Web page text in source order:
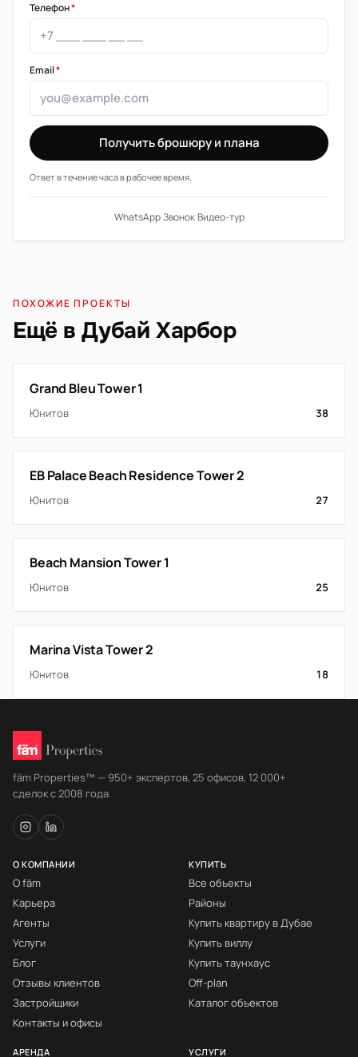
Телефон*
Email*
Получить брошюру и плана
Ответ в течение часа в рабочее время.
WhatsApp·Звонок·Видео-тур
ПОХОЖИЕ ПРОЕКТЫ
Ещё в Дубай Харбор
Grand Bleu Tower 1
Юнитов 38
EB Palace Beach Residence Tower 2
Юнитов 27
Beach Mansion Tower 1
Юнитов 25
Marina Vista Tower 2
Юнитов 18
fäm Properties™ — 950+ экспертов, 25 офисов, 12 000+
сделок с 2008 года.
О КОМПАНИИ
О fäm
Карьера
Агенты
Услуги
Блог
Отзывы клиентов
Застройщики
Контакты и офисы
КУПИТЬ
Все объекты
Районы
Купить квартиру в Дубае
Купить виллу
Купить таунхаус
Off-plan
Каталог объектов
АРЕНДА УСЛУГИ